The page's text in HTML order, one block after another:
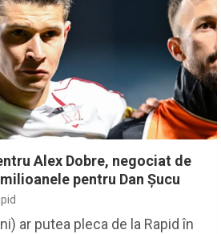
Alex Dobre, negociat de
pentru Dan Șucu
ar putea pleca de la Rapid în